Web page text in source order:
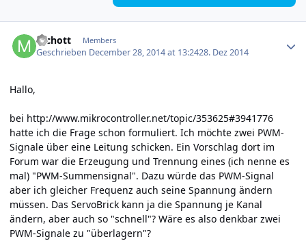
mchott Members
Geschrieben December 28, 2014 at 13:2428. Dez 2014
Hallo,
bei http://www.mikrocontroller.net/topic/353625#3941776
hatte ich die Frage schon formuliert. Ich möchte zwei PWM-
Signale über eine Leitung schicken. Ein Vorschlag dort im
Forum war die Erzeugung und Trennung eines (ich nenne es
mal) "PWM-Summensignal". Dazu würde das PWM-Signal
aber ich gleicher Frequenz auch seine Spannung ändern
müssen. Das ServoBrick kann ja die Spannung je Kanal
ändern, aber auch so "schnell"? Wäre es also denkbar zwei
PWM-Signale zu "überlagern"?